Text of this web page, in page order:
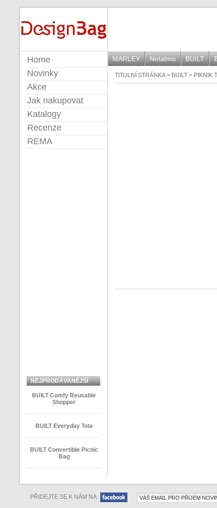
MARLEY Netatmo BUILT
TITULNÍ STRÁNKA> BUILT > PIKNIK
Home
Novinky
Akce
Jak nakupovat
Katalogy
Recenze
REMA
NEJPRODÁVANĚJŠÍ
BUILT Comfy Reusable
Shopper
BUILT Everyday Tote
BUILT Convertible Picnic
Bag
PŘIDEJTE SE K NÁM NA
DESIGNBAG